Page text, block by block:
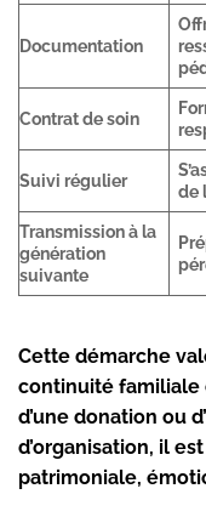
Documentation
Contrat de soin
Suivi régulier
de
Transmission à la
génération
suivante
Cette démarche
continuité familiale
d’une donation ou
d’organisation, il
patrimoniale,